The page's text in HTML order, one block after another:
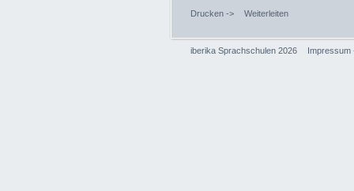
Drucken -> Weiterleiten
iberika Sprachschulen 2026 Impressum